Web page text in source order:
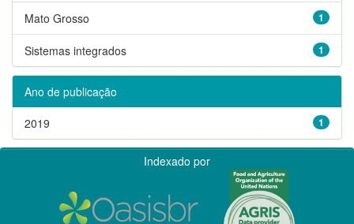
1
Mato Grosso
1
Sistemas integrados
Ano de publicação
1
2019
Indexado por